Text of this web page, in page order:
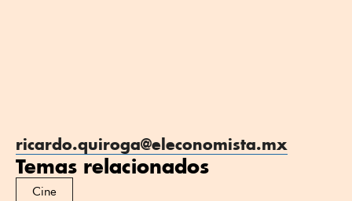
ricardo.quiroga@eleconomista.mx
Temas relacionados
Cine